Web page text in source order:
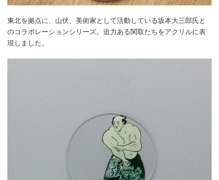
東北を拠点に、⼭伏、美術家として活動している坂本⼤三郎⽒と
のコラボレーションシリーズ。迫力ある関取たちをアクリルに表
現しました。